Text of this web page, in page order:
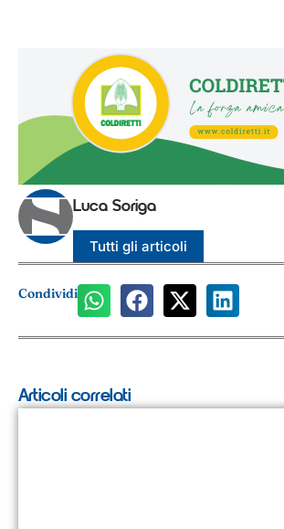
Luca Soriga
Tutti gli articoli
Condividi
Articoli correlati